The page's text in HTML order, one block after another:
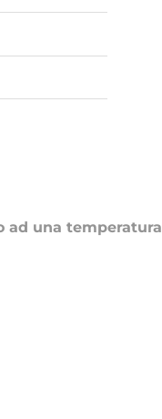
ad una temperatura